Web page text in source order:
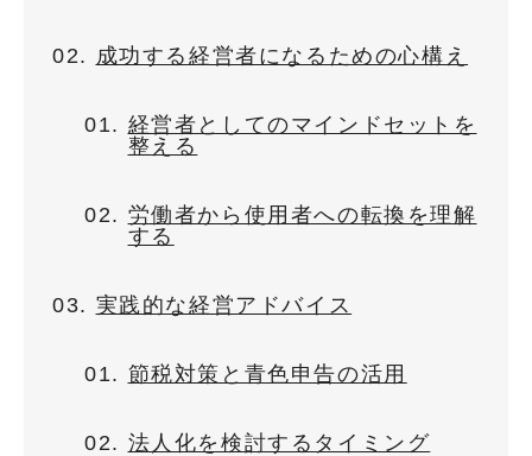
成功する経営者になるための心構え
経営者としてのマインドセットを
整える
労働者から使用者への転換を理解
する
実践的な経営アドバイス
節税対策と青色申告の活用
法人化を検討するタイミング